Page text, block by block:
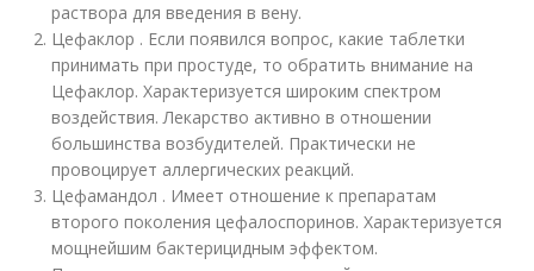
раствора для введения в вену.
Цефаклор . Если появился вопрос, какие таблетки
принимать при простуде, то обратить внимание на
Цефаклор. Характеризуется широким спектром
воздействия. Лекарство активно в отношении
большинства возбудителей. Практически не
провоцирует аллергических реакций.
Цефамандол . Имеет отношение к препаратам
второго поколения цефалоспоринов. Характеризуется
мощнейшим бактерицидным эффектом.